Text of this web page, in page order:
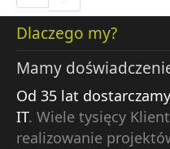
Dlaczego my?
Mamy
Od 35 lat
IT. Wiele tysięcy
realizowanie